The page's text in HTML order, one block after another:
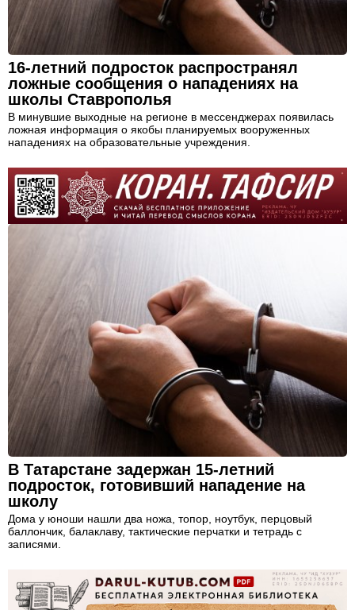
16-летний подросток распространял
ложные сообщения о нападениях на
школы Ставрополья
В минувшие выходные на регионе в мессенджерах появилась
ложная информация о якобы планируемых вооруженных
нападениях на образовательные учреждения.
В Татарстане задержан 15-летний
подросток, готовивший нападение на
школу
Дома у юноши нашли два ножа, топор, ноутбук, перцовый
баллончик, балаклаву, тактические перчатки и тетрадь с
записями.